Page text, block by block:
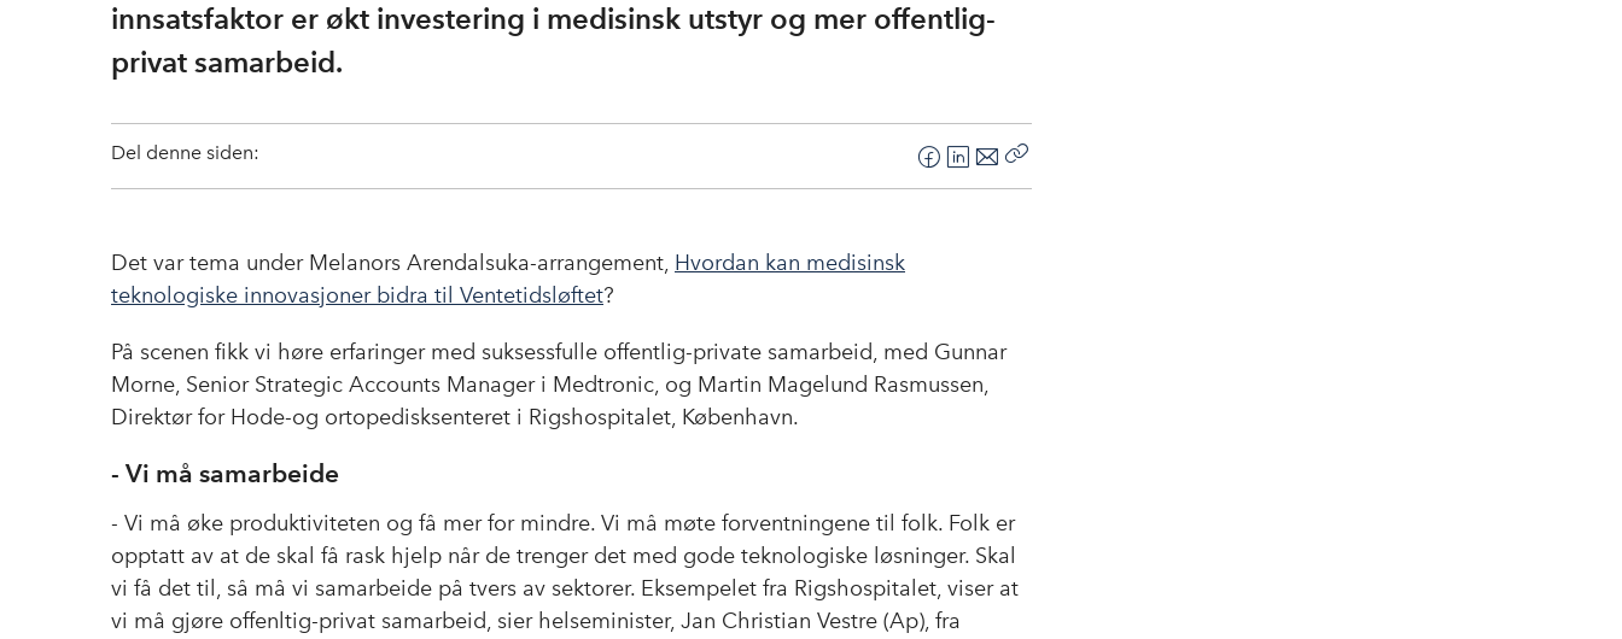
innsatsfaktor er økt investering i medisinsk utstyr og mer offentlig-
privat samarbeid.
Del denne siden:
F
o
L
I
E
Det var tema under Melanors Arendalsuka-arrangement, Hvordan kan medisinsk
teknologiske innovasjoner bidra til Ventetidsløftet?
På scenen fikk vi høre erfaringer med suksessfulle offentlig-private samarbeid, med Gunnar
Morne, Senior Strategic Accounts Manager i Medtronic, og Martin Magelund Rasmussen,
Direktør for Hode-og ortopedisksenteret i Rigshospitalet, København.
- Vi må samarbeide
- Vi må øke produktiviteten og få mer for mindre. Vi må møte forventningene til folk. Folk er
opptatt av at de skal få rask hjelp når de trenger det med gode teknologiske løsninger. Skal
vi få det til, så må vi samarbeide på tvers av sektorer. Eksempelet fra Rigshospitalet, viser at
vi må gjøre offenltig-privat samarbeid, sier helseminister, Jan Christian Vestre (Ap), fra